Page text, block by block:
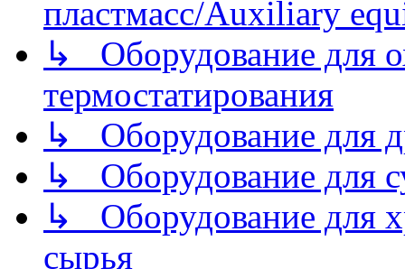
пластмасс/Auxiliary
↳ Оборудование для
термостатирования
↳ Оборудование для
↳ Оборудование для
↳ Оборудование для
сырья